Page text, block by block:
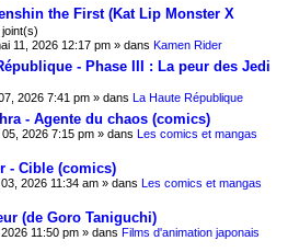
the First (Kat Lip Monster X
11, 2026 12:17 pm » dans Kamen Rider
- Phase III : La peur des Jedi
2026 7:41 pm » dans La Haute République
- Agente du chaos (comics)
2026 7:15 pm » dans Les comics et mangas
- Cible (comics)
2026 11:34 am » dans Les comics et mangas
(de Goro Taniguchi)
11:50 pm » dans Films d'animation japonais